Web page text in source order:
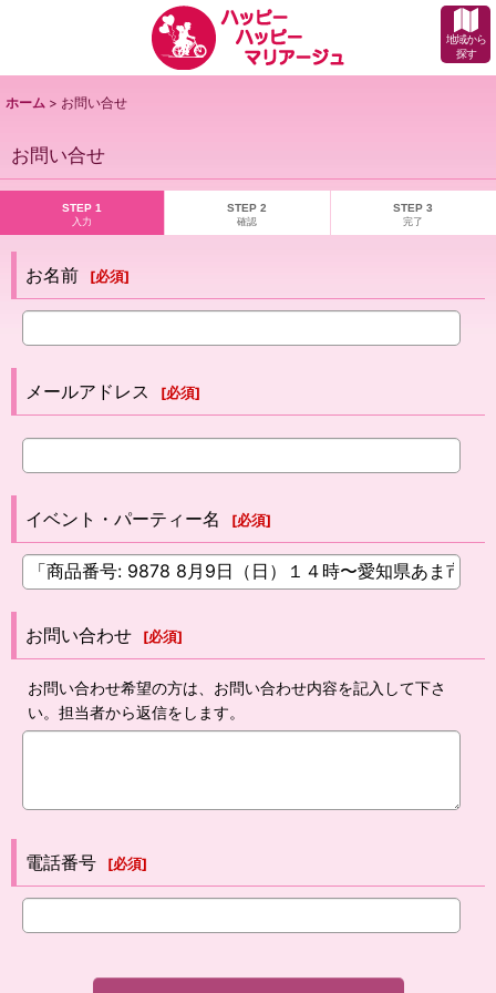
地域から
探す
ホーム > お問い合せ
お問い合せ
STEP 1
入力
STEP 2
確認
STEP 3
完了
お名前 [必須]
メールアドレス [必須]
イベント・パーティー名 [必須]
お問い合わせ [必須]
お問い合わせ希望の方は、お問い合わせ内容を記入して下さ
い。担当者から返信をします。
電話番号 [必須]